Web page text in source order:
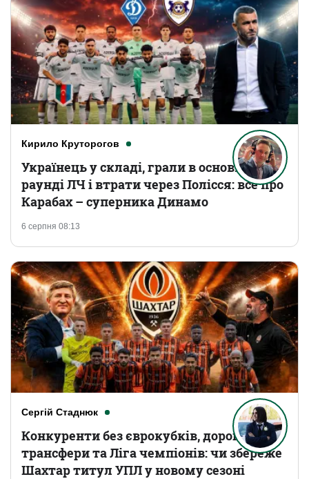
Кирило Круторогов
6 серпня 08:13
Українець у складі, грали в основному
раунді ЛЧ і втрати через Полісся: все про
Карабах – суперника Динамо
Сергій Стаднюк
Конкуренти без єврокубків, дорогі
трансфери та Ліга чемпіонів: чи збереже
Шахтар титул УПЛ у новому сезоні